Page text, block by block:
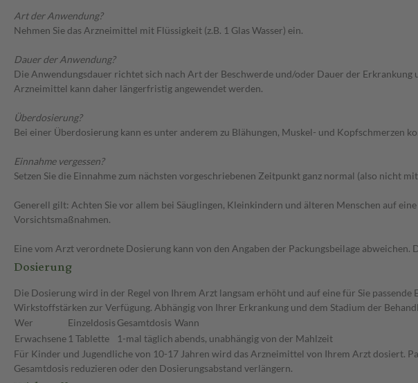
Art der Anwendung?
Nehmen Sie das Arzneimittel mit Flüssigkeit (z.B. 1 Glas Wasser) ein.
Dauer der Anwendung?
Die Anwendungsdauer richtet sich nach Art der Beschwerde und/oder Dauer der
Arzneimittel kann daher längerfristig angewendet werden.
Überdosierung?
Bei einer Überdosierung kann es unter anderem zu Blähungen, Muskel- und Kopfschmerzen
Einnahme vergessen?
Setzen Sie die Einnahme zum nächsten vorgeschriebenen Zeitpunkt ganz normal (also nicht
Generell gilt: Achten Sie vor allem bei Säuglingen, Kleinkindern und älteren Menschen auf
Vorsichtsmaßnahmen.
Eine vom Arzt verordnete Dosierung kann von den Angaben der Packungsbeilage
Dosierung
Die Dosierung wird in der Regel von Ihrem Arzt langsam erhöht und auf eine für Sie
Wirkstoffstärken zur Verfügung. Abhängig von Ihrer Erkrankung und dem Stadium der
Wer
Einzeldosis Gesamtdosis Wann
Erwachsene 1 Tablette 1-mal täglich abends, unabhängig von der Mahlzeit
Für Kinder und Jugendliche von 10-17 Jahren wird das Arzneimittel von Ihrem Arzt dosiert.
Gesamtdosis reduzieren oder den Dosierungsabstand verlängern.